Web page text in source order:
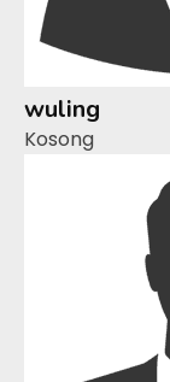
wuling
Kosong